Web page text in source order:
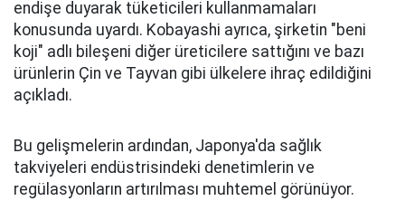
endişe duyarak tüketicileri kullanmamaları
konusunda uyardı. Kobayashi ayrıca, şirketin "beni
koji" adlı bileşeni diğer üreticilere sattığını ve bazı
ürünlerin Çin ve Tayvan gibi ülkelere ihraç edildiğini
açıkladı.
Bu gelişmelerin ardından, Japonya'da sağlık
takviyeleri endüstrisindeki denetimlerin ve
regülasyonların artırılması muhtemel görünüyor.